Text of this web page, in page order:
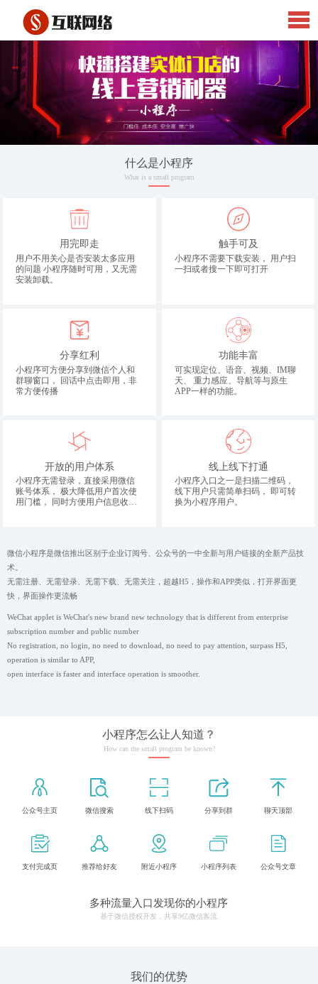
什么是小程序
What is a small program
用完即走
用户不用关心是否安装太多应用
的问题 小程序随时可用，又无需
安装卸载。
触手可及
小程序不需要下载安装， 用户扫
一扫或者搜一下即可打开
分享红利
小程序可方便分享到微信个人和
群聊窗口， 回话中点击即用，非
常方便传播
功能丰富
可实现定位、语音、视频、IM聊
天、 重力感应、导航等与原生
APP一样的功能。
开放的用户体系
小程序无需登录，直接采用微信
账号体系， 极大降低用户首次使
用门槛， 同时方便用户信息收
线上线下打通
小程序入口之一是扫描二维码，
线下用户只需简单扫码， 即可转
换为小程序用户。
微信小程序是微信推出区别于企业订阅号、公众号的一中全新与用户链接的全新产品技
术。
无需注册、无需登录、无需下载、无需关注，超越H5，操作和APP类似，打开界面更
快，界面操作更流畅
WeChat applet is WeChat's new brand new technology that is different from enterprise
subscription number and public number
No registration, no login, no need to download, no need to pay attention, surpass H5,
operation is similar to APP,
open interface is faster and interface operation is smoother.
小程序怎么让人知道？
How can the small program be known?
公众号主页 微信搜索 线下扫码 分享到群 聊天顶部
支付完成页 推荐给好友 附近小程序 小程序列表 公众号文章
多种流量入口发现你的小程序
基于微信授权开发，共享9亿微信客流
我们的优势